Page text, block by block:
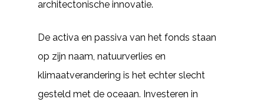
architectonische innovatie.
De activa en passiva van het fonds staan
op zijn naam, natuurverlies en
klimaatverandering is het echter slecht
gesteld met de oceaan. Investeren in